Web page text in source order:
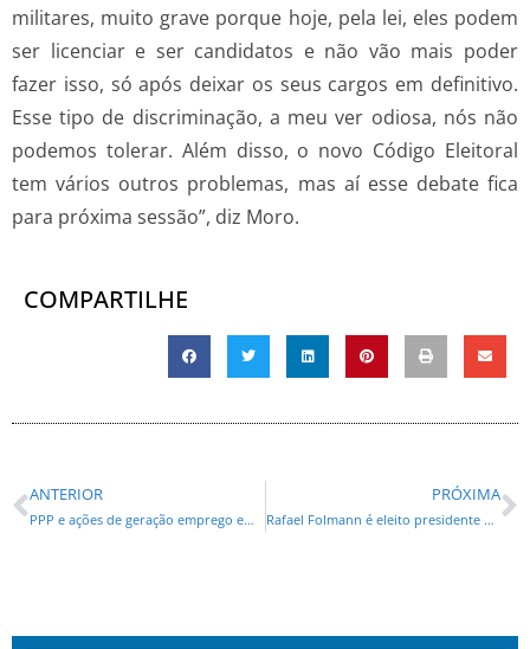
militares, muito grave porque hoje, pela lei, eles podem
ser licenciar e ser candidatos e não vão mais poder
fazer isso, só após deixar os seus cargos em definitivo.
Esse tipo de discriminação, a meu ver odiosa, nós não
podemos tolerar. Além disso, o novo Código Eleitoral
tem vários outros problemas, mas aí esse debate fica
para próxima sessão”, diz Moro.
COMPARTILHE
ANTERIOR
PPP e ações de geração emprego em Curitiba são apresentadas em evento do IDL
PRÓXIMA
Rafael Folmann é eleito presidente da Adetur Litoral e assume compromisso com o fortalecimento do turismo sustentável